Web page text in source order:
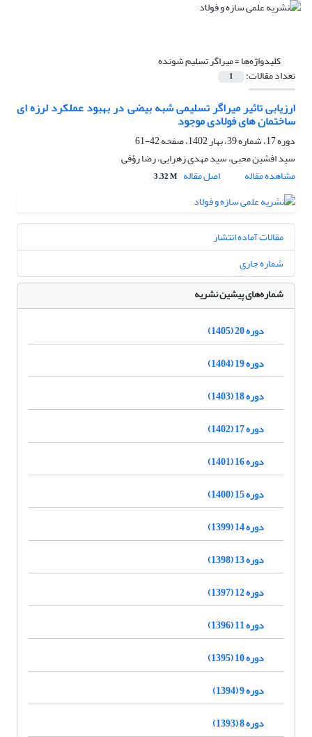
کلیدواژه‌ها =میراگر تسلیم شونده
تعداد مقالات: 1
ارزیابی تاثیر میراگر تسلیمی شبه بیضی در بهبود عملکرد لرزه ای
ساختمان های فولادی موجود
دوره 17، شماره 39، بهار 1402، صفحه
42-61
سید افشین محبی، سید مهدی زهرایی، رضا رؤفی
مشاهده مقاله
اصل مقاله 3.32 M
مقالات آماده انتشار
شماره جاری
شماره‌های پیشین نشریه
دوره 20 (1405)
دوره 19 (1404)
دوره 18 (1403)
دوره 17 (1402)
دوره 16 (1401)
دوره 15 (1400)
دوره 14 (1399)
دوره 13 (1398)
دوره 12 (1397)
دوره 11 (1396)
دوره 10 (1395)
دوره 9 (1394)
دوره 8 (1393)